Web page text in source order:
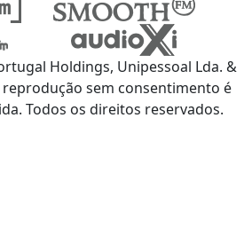
Holdings, Unipessoal Lda. &
sem consentimento é
Todos os direitos reservados.